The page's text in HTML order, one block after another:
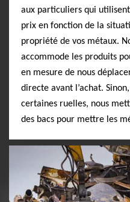
aux particuliers qui
prix en fonction de la
propriété de vos métaux.
accommode les produits
en mesure de nous
directe avant l’achat.
certaines ruelles, nous
des bacs pour mettre les